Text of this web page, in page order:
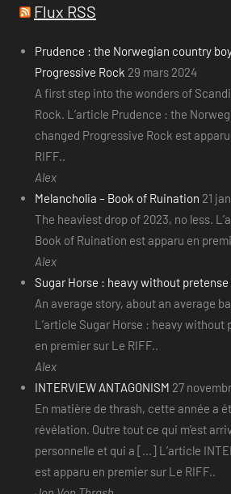
Flux RSS
Prudence : the Norwegian country
Progressive Rock 29 mars 2024
A first step into the wonders of
Rock. L’article Prudence : the
changed Progressive Rock est
RIFF..
Alex
Melancholia – Book of Ruination 21
The heaviest drop of 2023, no less.
Book of Ruination est apparu en
Alex
Sugar Horse : heavy without pretense
An average story, about an average
L’article Sugar Horse : heavy without
en premier sur Le RIFF..
Alex
INTERVIEW ANTAGONISM 27
En matière de thrash, cette année a
révélation. Outre tout ce qui m’est
personnelle et qui a [...] L’article
est apparu en premier sur Le RIFF..